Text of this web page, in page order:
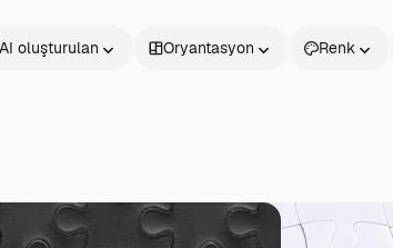
AI oluşturulan Oryantasyon Renk